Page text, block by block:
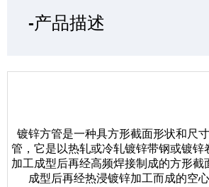
-产品描述
镀锌方管是一种具方形截面形状和尺
管，它是以热轧或冷轧镀锌带钢或镀锌
加工成型后再经高频焊接制成的方形
成型后再经热浸镀锌加工而成的空心
—产品展示
-厂房
-产品包装